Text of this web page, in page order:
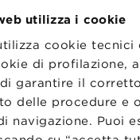
utilizza i cookie
cookie tecnici
di profilazione,
garantire il corretto
delle procedure e
navigazione. Puoi
CO.SE.A Consorzio
Odv MG2 s.r.l